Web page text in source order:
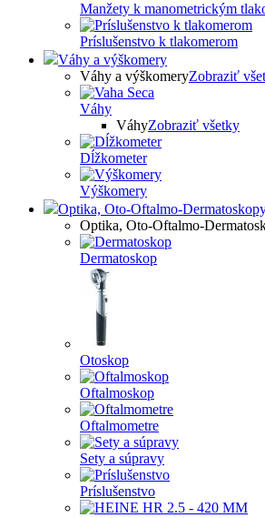
Manžety k manometrickým
Príslušenstvo k tlakomerom
Váhy a výškomery
Váhy a výškomeryZobraziť
Váhy
VáhyZobraziť všetky
Dĺžkometer
Výškomery
Optika, Oto-Oftalmo-
Optika, Oto-Oftalmo-
Dermatoskop
Otoskop
Oftalmoskop
Oftalmometre
Sety a súpravy
Príslušenstvo